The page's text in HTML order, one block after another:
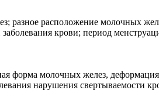
разное расположение молочных
крови; период
форма молочных желез,
нарушения свертываемости